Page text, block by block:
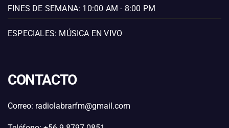
FINES DE SEMANA: 10:00 AM - 8:00 PM
ESPECIALES: MÚSICA EN VIVO
CONTACTO
Correo: radiolabrarfm@gmail.com